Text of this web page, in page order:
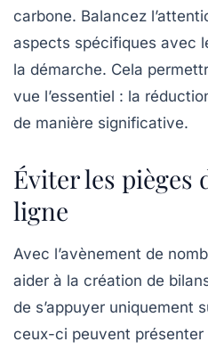
carbone. Balancez
aspects spécifiques avec
la démarche. Cela
vue l’essentiel : la
de manière significative.
Éviter les pièges
ligne
Avec l’avènement de
aider à la création de
de s’appuyer uniquement
ceux-ci peuvent